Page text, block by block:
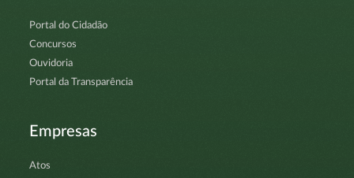
Portal do Cidadão
Concursos
Ouvidoria
Portal da Transparência
Empresas
Atos